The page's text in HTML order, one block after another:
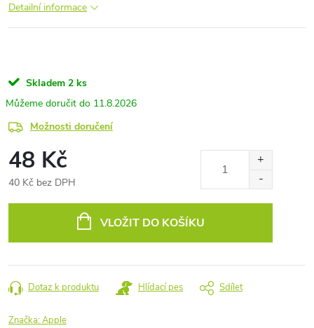
Detailní informace
Skladem 2 ks
11.8.2026
Možnosti doručení
48 Kč
40 Kč bez DPH
VLOŽIT DO KOŠÍKU
Dotaz k produktu Hlídací pes Sdílet
Značka:Apple